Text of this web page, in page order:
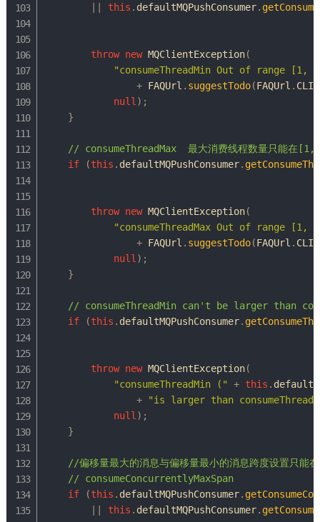
this . defaultMQPushConsumer.
throw new MQClientException(
"consumeThreadMin Out of range [1,
+ FAQUrl . suggestTodo(FAQUrl .
null ) ;
}
// consumeThreadMax  最大消费线程数量只能在
if
(this . defaultMQPushConsumer.
throw new MQClientException(
"consumeThreadMax Out of range [1,
+ FAQUrl . suggestTodo(FAQUrl .
null ) ;
}
// consumeThreadMin can't be larger than
if
(this . defaultMQPushConsumer.
throw new MQClientException(
"consumeThreadMin ("
+ this .
+
"is larger than
null ) ;
}
//偏移量最大的消息与偏移量最小的消息跨度设置只
// consumeConcurrentlyMaxSpan
if
(this . defaultMQPushConsumer.
this . defaultMQPushConsumer.